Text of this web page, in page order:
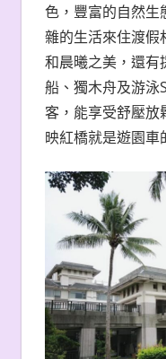
色，豐富的自然生
雜的生活來住渡假
和晨曦之美，還有
船、獨木舟及游泳
客，能享受舒壓放
映紅橋就是遊園車